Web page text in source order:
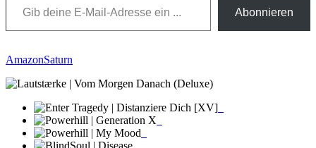
Abonnieren
AmazonSaturn